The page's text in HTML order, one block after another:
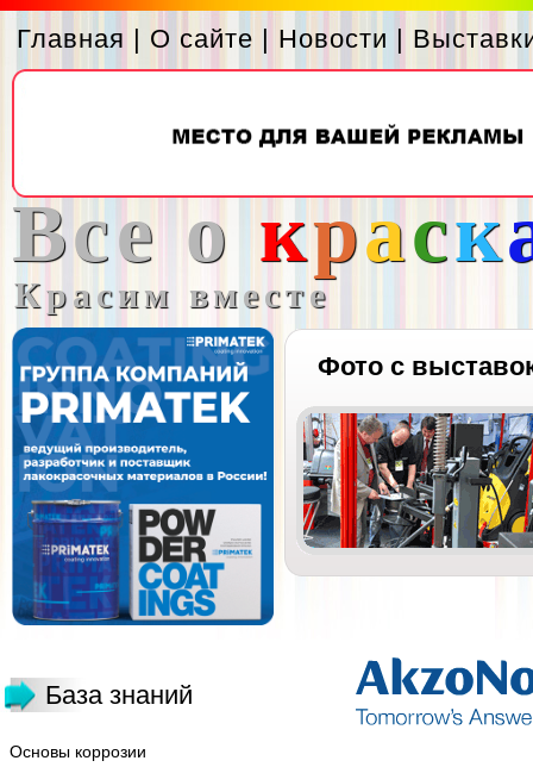
Главная | О сайте | Новости |
Все о краск
Красим вместе
Фото с
База знаний
Основы коррозии